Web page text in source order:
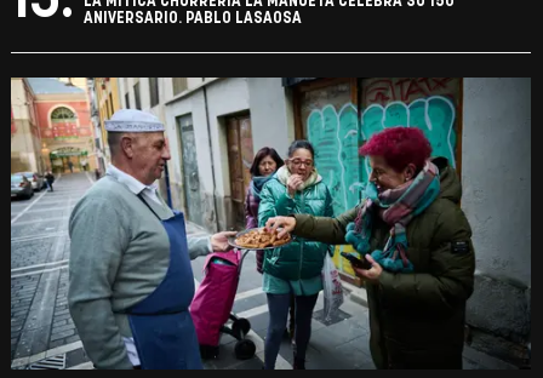
ANIVERSARIO. PABLO LASAOSA